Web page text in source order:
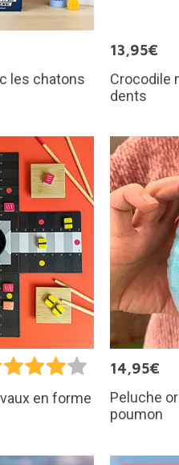
les chatons
13,95€
Crocodile
dents
en forme
14,95€
Peluche
poumon